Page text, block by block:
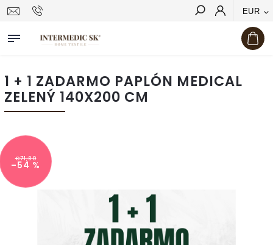
EUR
Hľadať
1 + 1 ZADARMO PAPLÓN MEDICAL
ZELENÝ 140X200 CM
€71,80
–54 %